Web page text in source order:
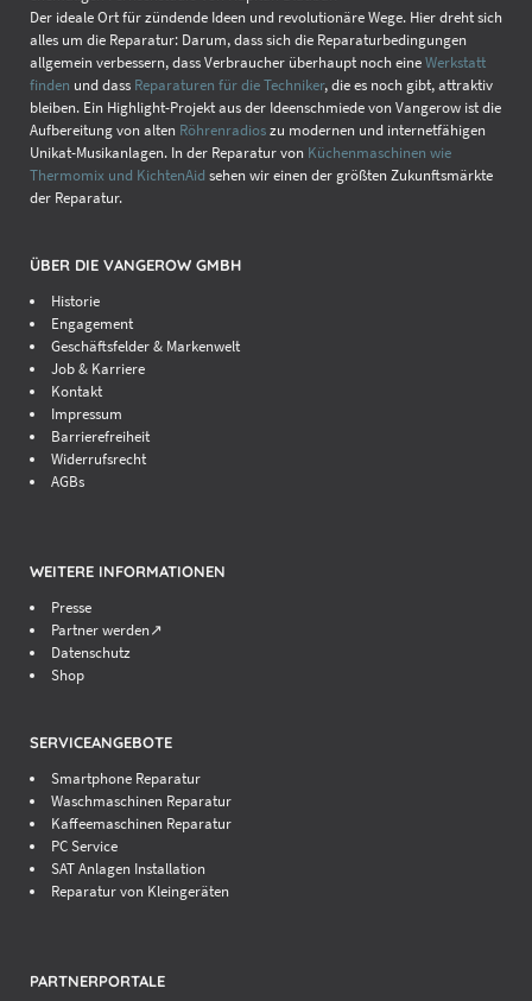
Der ideale Ort für zündende Ideen und revolutionäre Wege. Hier dreht sich
alles um die Reparatur: Darum, dass sich die Reparaturbedingungen
allgemein verbessern, dass Verbraucher überhaupt noch eineWerkstatt
finden und dass Reparaturen für die Techniker, die es noch gibt, attraktiv
bleiben. Ein Highlight-Projekt aus der Ideenschmiede von Vangerow ist die
Aufbereitung von alten Röhrenradioszu modernen und internetfähigen
Unikat-Musikanlagen. In der Reparatur von Küchenmaschinen wie
Thermomix und KichtenAid sehen wir einen der größten Zukunftsmärkte
der Reparatur.
ÜBER DIE VANGEROW GMBH
Historie
Engagement
Geschäftsfelder & Markenwelt
Job & Karriere
Kontakt
Impressum
Barrierefreiheit
Widerrufsrecht
AGBs
WEITERE INFORMATIONEN
Presse
Partner werden↗
Datenschutz
Shop
SERVICEANGEBOTE
Smartphone Reparatur
Waschmaschinen Reparatur
Kaffeemaschinen Reparatur
PC Service
SAT Anlagen Installation
Reparatur von Kleingeräten
PARTNERPORTALE